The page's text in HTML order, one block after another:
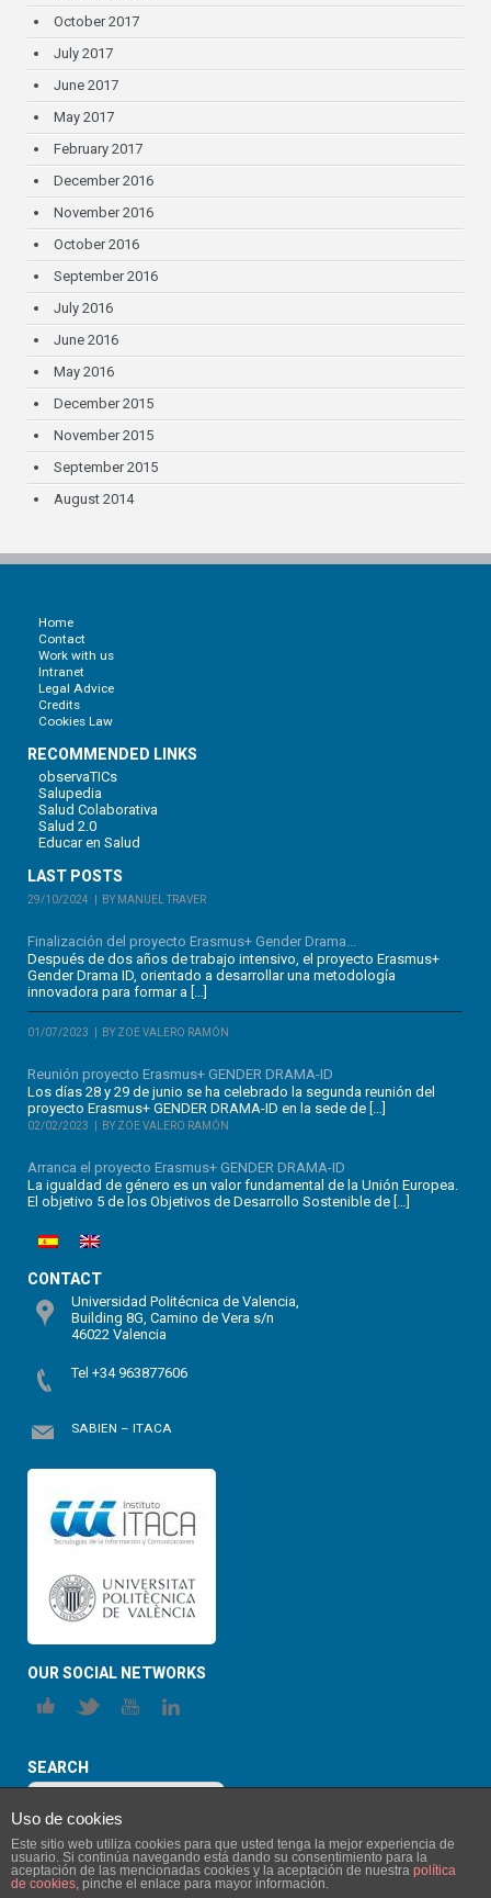
October 2017
July 2017
June 2017
May 2017
February 2017
December 2016
November 2016
October 2016
September 2016
July 2016
June 2016
May 2016
December 2015
November 2015
September 2015
August 2014
Home
Contact
Work with us
Intranet
Legal Advice
Credits
Cookies Law
RECOMMENDED LINKS
observaTICs
Salupedia
Salud Colaborativa
Salud 2.0
Educar en Salud
LAST POSTS
29/10/2024 BY MANUEL TRAVER
Finalización del proyecto Erasmus+ Gender Drama...
Después de dos años de trabajo intensivo, el proyecto Erasmus+
Gender Drama ID, orientado a desarrollar una metodología
innovadora para formar a […]
01/07/2023 BY ZOE VALERO RAMÓN
Reunión proyecto Erasmus+ GENDER DRAMA-ID
Los días 28 y 29 de junio se ha celebrado la segunda reunión del
proyecto Erasmus+ GENDER DRAMA-ID en la sede de […]
02/02/2023 BY ZOE VALERO RAMÓN
Arranca el proyecto Erasmus+ GENDER DRAMA-ID
La igualdad de género es un valor fundamental de la Unión Europea.
El objetivo 5 de los Objetivos de Desarrollo Sostenible de […]
CONTACT
Universidad Politécnica de Valencia,
Building 8G, Camino de Vera s/n
46022 Valencia
Tel +34 963877606
SABIEN – ITACA
OUR SOCIAL NETWORKS
SEARCH
Uso de cookies
Este sitio web utiliza cookies para que usted tenga la mejor experiencia de
usuario. Si continúa navegando está dando su consentimiento para la
aceptación de las mencionadas cookies y la aceptación de nuestra política
de cookies, pinche el enlace para mayor información.